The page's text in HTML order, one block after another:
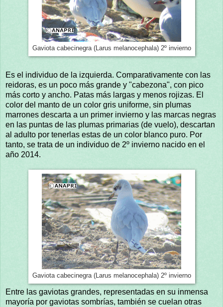
Gaviota cabecinegra (Larus melanocephala) 2º invierno
Es el individuo de la izquierda. Comparativamente con las
reidoras, es un poco más grande y "cabezona", con pico
más corto y ancho. Patas más largas y menos rojizas. El
color del manto de un color gris uniforme, sin plumas
marrones descarta a un primer invierno y las marcas negras
en las puntas de las plumas primarias (de vuelo), descartan
al adulto por tenerlas estas de un color blanco puro. Por
tanto, se trata de un individuo de 2º invierno nacido en el
año 2014.
Gaviota cabecinegra (Larus melanocephala) 2º invierno
Entre las gaviotas grandes, representadas en su inmensa
mayoría por gaviotas sombrías, también se cuelan otras